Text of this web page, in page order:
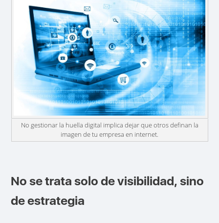
No gestionar la huella digital implica dejar que otros definan la
imagen de tu empresa en internet.
No se trata solo de visibilidad, sino
de estrategia